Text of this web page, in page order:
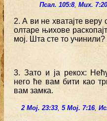
Псал. 105:8, Мих. 7:20
2. А ви не хватајте
олтаре њихове
мој. Шта сте то учинили?
3. Зато и ја рекох:
него ће вам бити као
вам замка.
2 Мој. 23:33, 5 Мој. 7:16,